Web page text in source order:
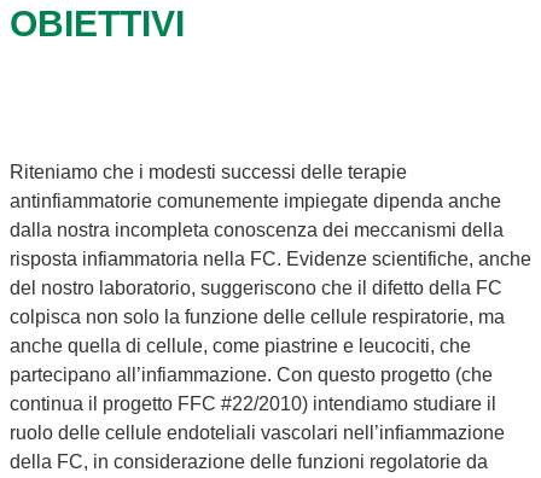
OBIETTIVI
Riteniamo che i modesti successi delle terapie
antinfiammatorie comunemente impiegate dipenda anche
dalla nostra incompleta conoscenza dei meccanismi della
risposta infiammatoria nella FC. Evidenze scientifiche, anche
del nostro laboratorio, suggeriscono che il difetto della FC
colpisca non solo la funzione delle cellule respiratorie, ma
anche quella di cellule, come piastrine e leucociti, che
partecipano all’infiammazione. Con questo progetto (che
continua il progetto FFC #22/2010) intendiamo studiare il
ruolo delle cellule endoteliali vascolari nell’infiammazione
della FC, in considerazione delle funzioni regolatorie da